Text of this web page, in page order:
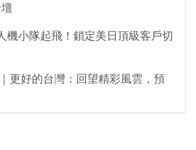
機小隊起飛！鎖定美日頂級客戶切
更好的台灣：回望精彩風雲，預